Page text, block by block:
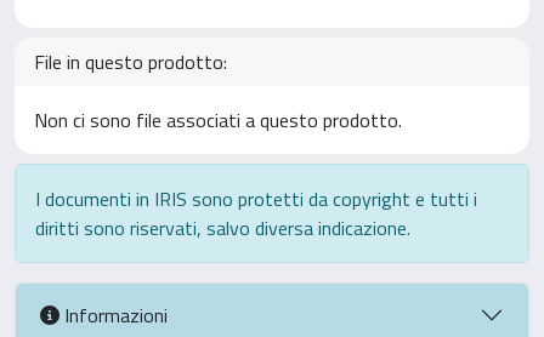
File in questo prodotto:
Non ci sono file associati a questo prodotto.
I documenti in IRIS sono protetti da copyright e tutti i
diritti sono riservati, salvo diversa indicazione.
Informazioni